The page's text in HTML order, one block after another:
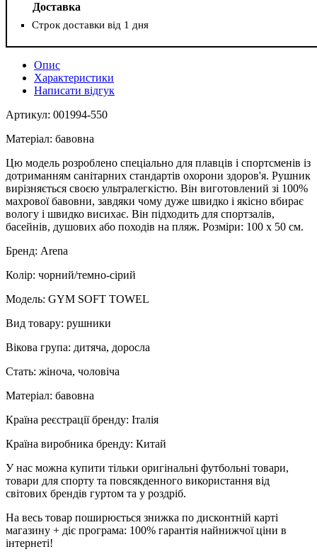
Доставка
Строк доставки від 1 дня
Опис
Характеристики
Написати відгук
Артикул: 001994-550
Матеріал: бавовна
Цю модель розроблено спеціально для плавців і спортсменів із
дотриманням санітарних стандартів охорони здоров'я. Рушник
вирізняється своєю ультралегкістю. Він виготовлений зі 100%
махрової бавовни, завдяки чому дуже швидко і якісно вбирає
вологу і швидко висихає. Він підходить для спортзалів,
басейнів, душових або походів на пляж. Розміри: 100 х 50 см.
Бренд: Arena
Колір: чорний/темно-сірий
Модель: GYM SOFT TOWEL
Вид товару: рушники
Вікова група: дитяча, доросла
Стать: жіноча, чоловіча
Матеріал: бавовна
Країна реєстрації бренду: Італія
Країна виробника бренду: Китай
У нас можна купити тільки оригінальні футбольні товари,
товари для спорту та повсякденного використання від
світових брендів гуртом та у роздріб.
На весь товар поширюється знижка по дисконтній карті
магазину + діє програма: 100% гарантія найнижчої ціни в
інтернеті!